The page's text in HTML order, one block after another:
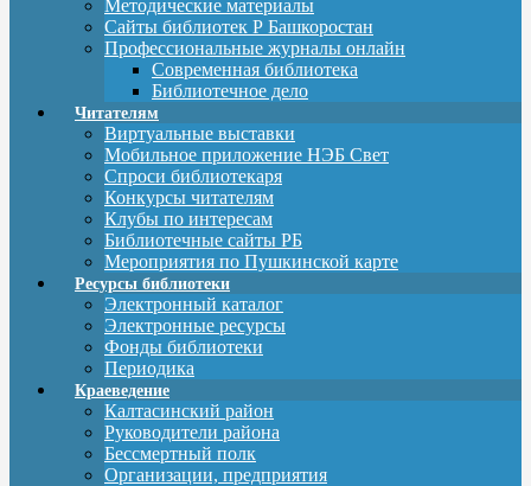
Методические материалы
Сайты библиотек Р Башкоростан
Профессиональные журналы онлайн
Современная библиотека
Библиотечное дело
Читателям
Виртуальные выставки
Мобильное приложение НЭБ Свет
Спроси библиотекаря
Конкурсы читателям
Клубы по интересам
Библиотечные сайты РБ
Мероприятия по Пушкинской карте
Ресурсы библиотеки
Электронный каталог
Электронные ресурсы
Фонды библиотеки
Периодика
Краеведение
Калтасинский район
Руководители района
Бессмертный полк
Организации, предприятия